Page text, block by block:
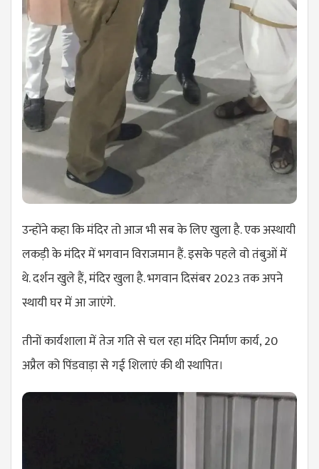
उन्होंने कहा कि मंदिर तो आज भी सब के लिए खुला है. एक अस्थायी
लकड़ी के मंदिर में भगवान विराजमान हैं. इसके पहले वो तंबुओं में
थे. दर्शन खुले हैं, मंदिर खुला है. भगवान दिसंबर 2023 तक अपने
स्थायी घर में आ जाएंगे.
तीनों कार्यशाला में तेज गति से चल रहा मंदिर निर्माण कार्य, 20
अप्रैल को पिंडवाड़ा से गई शिलाएं की थी स्थापित।